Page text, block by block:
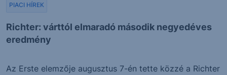
Richter: várttól elmaradó második negyedéves
eredmény
PIACI HÍREK
Az Erste elemzője augusztus 7-én tette közzé a Richter